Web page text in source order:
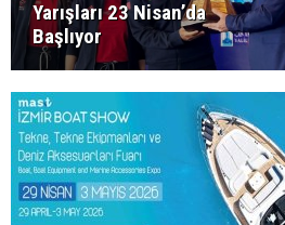
Yarışları 23 Nisan’da
Başlıyor